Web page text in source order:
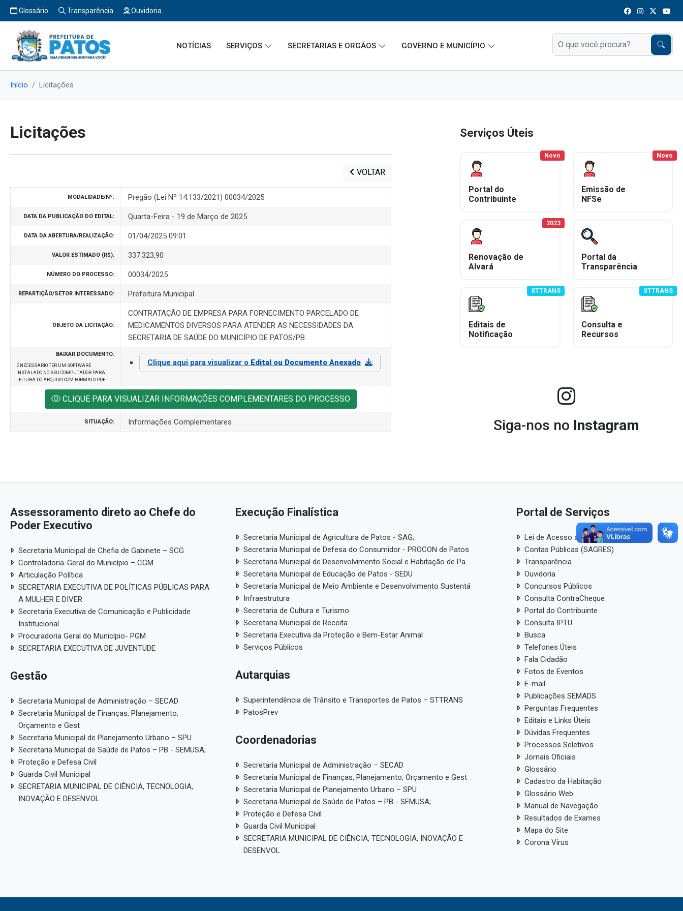
Glossário Transparência Ouvidoria
NOTÍCIAS SERVIÇOS SECRETARIAS E ORGÃOS GOVERNO E MUNICÍPIO
Início Licitações
Licitações
VOLTAR
MODALIDADE/Nº: Pregão (Lei Nº 14.133/2021) 00034/2025
DATA DA PUBLICAÇÃO DO EDITAL: Quarta-Feira - 19 de Março de 2025
DATA DA ABERTURA/REALIZAÇÃO: 01/04/2025 09:01
VALOR ESTIMADO (R$): 337.323,90
NÚMERO DO PROCESSO: 00034/2025
REPARTIÇÃO/SETOR INTERESSADO: Prefeitura Municipal
OBJETO DA LICITAÇÃO:
CONTRATAÇÃO DE EMPRESA PARA FORNECIMENTO PARCELADO DE
MEDICAMENTOS DIVERSOS PARA ATENDER AS NECESSIDADES DA
SECRETARIA DE SAÚDE DO MUNICÍPIO DE PATOS/PB.
BAIXAR DOCUMENTO:
É NECESSARIO TER UM SOFTWARE
INSTALADO NO SEU COMPUTADOR PARA
LEITURA DO ARQUIVO COM FORMATO PDF
Clique aqui para visualizar o Edital ou Documento Anexado
CLIQUE PARA VISUALIZAR INFORMAÇÕES COMPLEMENTARES DO PROCESSO
SITUAÇÃO: Informações Complementares
Serviços Úteis
Portal do
Contribuinte
Novo
Emissão de
NFSe
Novo
Renovação de
Alvará
2023
Portal da
Transparência
Editais de
Notificação
STTRANS
Consulta e
Recursos
STTRANS
Siga-nos no Instagram
Assessoramento direto ao Chefe do
Poder Executivo
Secretaria Municipal de Chefia de Gabinete – SCG
Controladoria-Geral do Município – CGM
Articulação Política
SECRETARIA EXECUTIVA DE POLÍTICAS PÚBLICAS PARA
A MULHER E DIVER
Secretaria Executiva de Comunicação e Publicidade
Institucional
Procuradoria Geral do Município- PGM
SECRETARIA EXECUTIVA DE JUVENTUDE
Gestão
Secretaria Municipal de Administração – SECAD
Secretaria Municipal de Finanças, Planejamento,
Orçamento e Gest
Secretaria Municipal de Planejamento Urbano – SPU
Secretaria Municipal de Saúde de Patos – PB - SEMUSA;
Proteção e Defesa Civil
Guarda Civil Municipal
SECRETARIA MUNICIPAL DE CIÊNCIA, TECNOLOGIA,
INOVAÇÃO E DESENVOL
Execução Finalística
Secretaria Municipal de Agricultura de Patos - SAG;
Secretaria Municipal de Defesa do Consumidor - PROCON de Patos
Secretaria Municipal de Desenvolvimento Social e Habitação de Pa
Secretaria Municipal de Educação de Patos - SEDU
Secretaria Municipal de Meio Ambiente e Desenvolvimento Sustentá
Infraestrutura
Secretaria de Cultura e Turismo
Secretaria Municipal de Receita
Secretaria Executiva da Proteção e Bem-Estar Animal
Serviços Públicos
Autarquias
Superintendência de Trânsito e Transportes de Patos – STTRANS
PatosPrev
Coordenadorias
Secretaria Municipal de Administração – SECAD
Secretaria Municipal de Finanças, Planejamento, Orçamento e Gest
Secretaria Municipal de Planejamento Urbano – SPU
Secretaria Municipal de Saúde de Patos – PB - SEMUSA;
Proteção e Defesa Civil
Guarda Civil Municipal
SECRETARIA MUNICIPAL DE CIÊNCIA, TECNOLOGIA, INOVAÇÃO E
DESENVOL
Portal de Serviços
Lei de Acesso a Informação
Contas Públicas (SAGRES)
Transparência
Ouvidoria
Concursos Públicos
Consulta ContraCheque
Portal do Contribuinte
Consulta IPTU
Busca
Telefones Úteis
Fala Cidadão
Fotos de Eventos
E-mail
Publicações SEMADS
Perguntas Frequentes
Editais e Links Úteis
Dúvidas Frequentes
Processos Seletivos
Jornais Oficiais
Glossário
Cadastro da Habitação
Glossário Web
Manual de Navegação
Resultados de Exames
Mapa do Site
Corona Vírus